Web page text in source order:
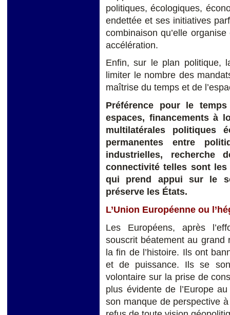
politiques, écologiques,
endettée et ses initiatives
combinaison qu’elle
accélération.
Enfin, sur le plan politique,
limiter le nombre des
maîtrise du temps et de
Préférence pour le
espaces, financements à
multilatérales politiques
permanentes entre
industrielles, recherche
connectivité telles sont les
qui prend appui sur le
préserve les États.
L’Union Européenne ou
Les Européens, après
souscrit béatement au grand
la fin de l’histoire. Ils ont
et de puissance. Ils se
volontaire sur la prise de
plus évidente de l’Europe
son manque de perspective